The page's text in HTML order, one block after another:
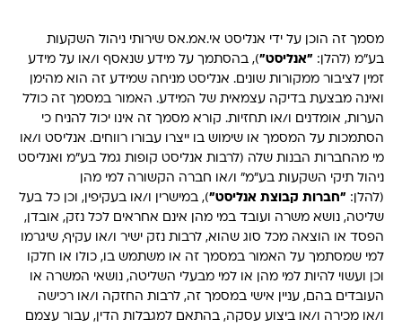
מסמך זה הוכן על ידי אנליסט אי.אמ.אס שירותי ניהול השקעות
בע"מ (להלן: "אנליסט"), בהסתמך על מידע שנאסף ו/או על מידע
זמין לציבור ממקורות שונים. אנליסט מניחה שמידע זה הוא מהימן
ואינה מבצעת בדיקה עצמאית של המידע. האמור במסמך זה כולל
הערות, אומדנים ו/או תחזיות. קורא מסמך זה אינו יכול להניח כי
הסתמכות על המסמך או שימוש בו ייצרו עבורו רווחים. אנליסט ו/או
מי מהחברות הבנות שלה (לרבות אנליסט קופות גמל בע"מ ואנליסט
ניהול תיקי השקעות בע"מ" ו/או חברה הקשורה למי מהן
(להלן: "חברות קבוצת אנליסט"), במישרין ו/או בעקיפין, וכן כל בעל
שליטה, נושא משרה ועובד במי מהן אינם אחראים לכל נזק, אובדן,
הפסד או הוצאה מכל סוג שהוא, לרבות נזק ישיר ו/או עקיף, שיגרמו
למי שמסתמך על האמור במסמך זה או משתמש בו, כולו או חלקו
וכן ועשוי להיות למי מהן או למי מבעלי השליטה, נושאי המשרה או
העובדים בהם, עניין אישי במסמך זה, לרבות החזקה ו/או רכישה
ו/או מכירה ו/או ביצוע עסקה, בהתאם למגבלות הדין, עבור עצמם